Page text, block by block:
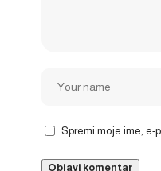
Spremi moje ime, e-